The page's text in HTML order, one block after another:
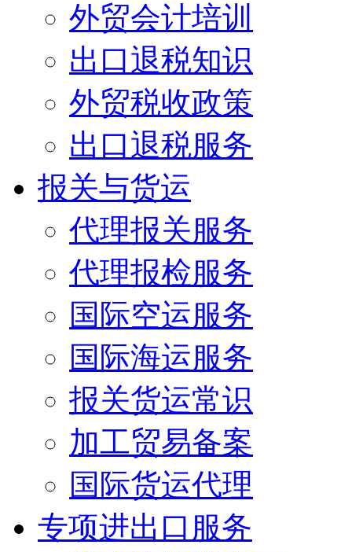
外贸会计培训
出口退税知识
外贸税收政策
出口退税服务
报关与货运
代理报关服务
代理报检服务
国际空运服务
国际海运服务
报关货运常识
加工贸易备案
国际货运代理
专项进出口服务